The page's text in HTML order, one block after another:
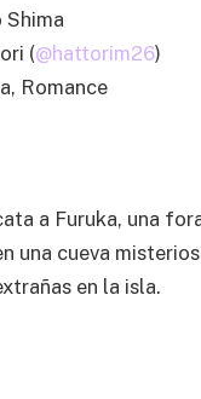
Shima
(@hattorim26)
Romance
a Furuka, una
una cueva
en la isla.